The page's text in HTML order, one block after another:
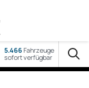
5.466Fahrzeuge
sofort verfügbar